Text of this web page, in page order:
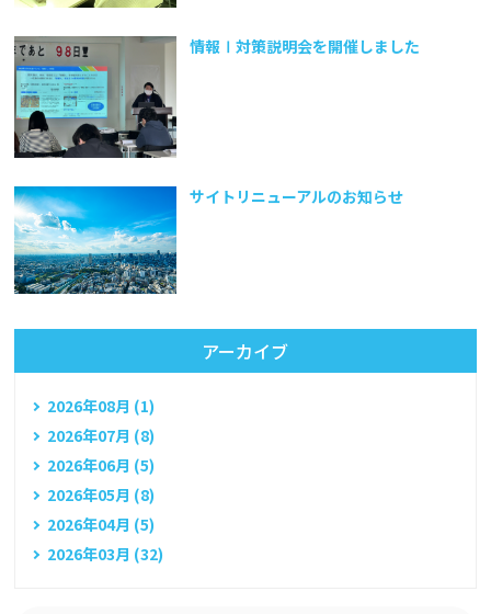
情報Ⅰ対策説明会を開催しました
サイトリニューアルのお知らせ
アーカイブ
2026年08月 (1)
2026年07月 (8)
2026年06月 (5)
2026年05月 (8)
2026年04月 (5)
2026年03月 (32)